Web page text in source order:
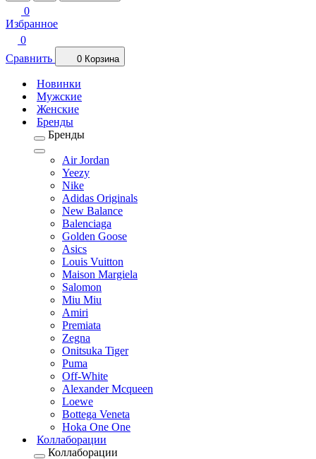
0
Избранное
0
Сравнить
0 Корзина
Новинки
Мужские
Женские
Бренды
Бренды
Air Jordan
Yeezy
Nike
Adidas Originals
New Balance
Balenciaga
Golden Goose
Asics
Louis Vuitton
Maison Margiela
Salomon
Miu Miu
Amiri
Premiata
Zegna
Onitsuka Tiger
Puma
Off-White
Alexander Mcqueen
Loewe
Bottega Veneta
Hoka One One
Коллаборации
Коллаборации